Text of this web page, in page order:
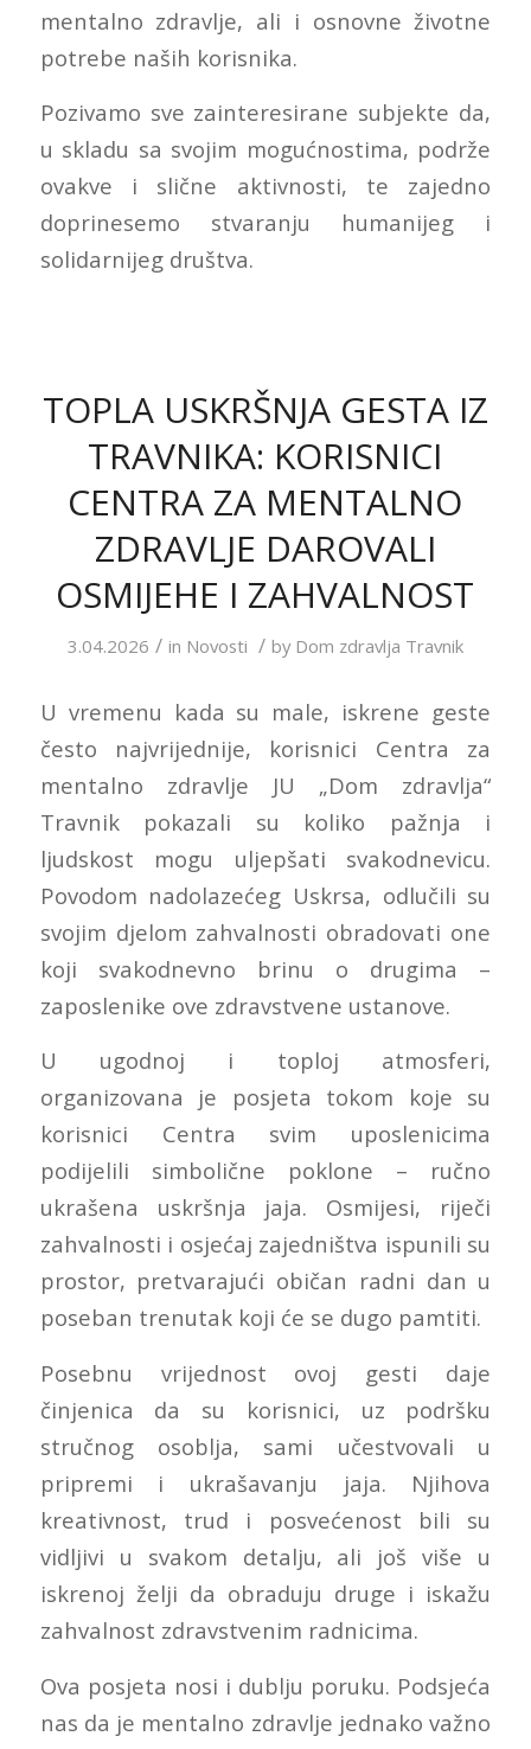
mentalno zdravlje, ali i osnovne životne
potrebe naših korisnika.
Pozivamo sve zainteresirane subjekte da,
u skladu sa svojim mogućnostima, podrže
ovakve i slične aktivnosti, te zajedno
doprinesemo stvaranju humanijeg i
solidarnijeg društva.
TOPLA USKRŠNJA GESTA IZ
TRAVNIKA: KORISNICI
CENTRA ZA MENTALNO
ZDRAVLJE DAROVALI
OSMIJEHE I ZAHVALNOST
3.04.2026 / in Novosti / by Dom zdravlja Travnik
U vremenu kada su male, iskrene geste
često najvrijednije, korisnici Centra za
mentalno zdravlje JU „Dom zdravlja“
Travnik pokazali su koliko pažnja i
ljudskost mogu uljepšati svakodnevicu.
Povodom nadolazećeg Uskrsa, odlučili su
svojim djelom zahvalnosti obradovati one
koji svakodnevno brinu o drugima –
zaposlenike ove zdravstvene ustanove.
U ugodnoj i toploj atmosferi,
organizovana je posjeta tokom koje su
korisnici Centra svim uposlenicima
podijelili simbolične poklone – ručno
ukrašena uskršnja jaja. Osmijesi, riječi
zahvalnosti i osjećaj zajedništva ispunili su
prostor, pretvarajući običan radni dan u
poseban trenutak koji će se dugo pamtiti.
Posebnu vrijednost ovoj gesti daje
činjenica da su korisnici, uz podršku
stručnog osoblja, sami učestvovali u
pripremi i ukrašavanju jaja. Njihova
kreativnost, trud i posvećenost bili su
vidljivi u svakom detalju, ali još više u
iskrenoj želji da obraduju druge i iskažu
zahvalnost zdravstvenim radnicima.
Ova posjeta nosi i dublju poruku. Podsjeća
nas da je mentalno zdravlje jednako važno